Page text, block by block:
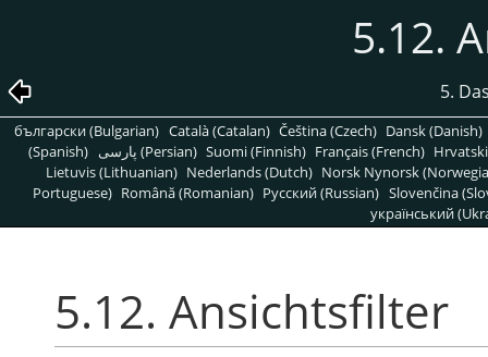
5.12.
5.
български (Bulgarian) Català (Catalan) Čeština (Czech) Dansk (Danish)
(Spanish)
پارسی (Persian) Suomi (Finnish) Français (French)
Lietuvis (Lithuanian) Nederlands (Dutch) Norsk Nynorsk
Portuguese) Română (Romanian) Pусский (Russian) Slovenčina
український
5.12. Ansichtsfilter